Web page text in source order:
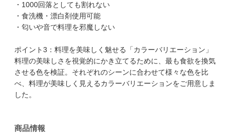
・1000回落としても割れない
・食洗機・漂白剤使用可能
・匂いや音で料理を邪魔しない
ポイント3：料理を美味しく魅せる「カラーバリエーション」
料理の美味しさを視覚的にかき立てるために、最も食欲を換気
させる色を検証。それぞれのシーンに合わせて様々な色を比
べ、料理が美味しく見えるカラーバリエーションをご用意しま
した。
商品情報